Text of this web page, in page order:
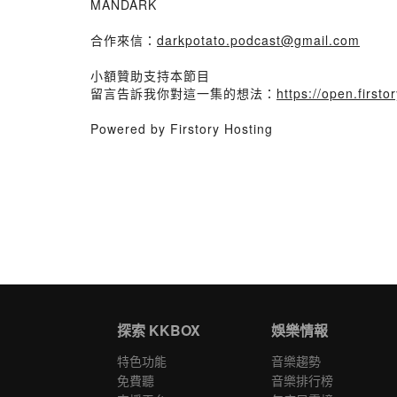
MANDARK
合作來信： darkpotato.podcast@gmail.com
小額贊助支持本節目
留言告訴我你對這一集的想法： https://
Powered by Firstory Hosting
探索 KKBOX
特色功能
免費聽
娛樂情報
音樂趨勢
音樂排行榜